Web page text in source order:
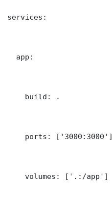
services:
  app:
    build: .
    ports: ['3000:3000']
    volumes: ['.:/app']